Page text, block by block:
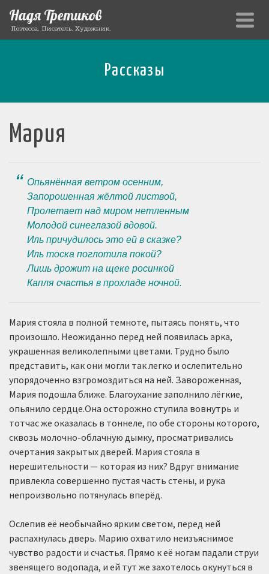
Надя Третиков
Поэтесса. Писатель. Художник.
Рассказы
Мария
Опьянённая ветром осенним,
Запорошенная жёлтой листвой,
Пролетает над миром нетленным
Молодой синеглазой вдовой.
Иль причудилось это ей в сказке?
Иль тоска поглотила покой?
Лишь дрожит на щеке росинкой
Капля счастья в прохладе ночной.
Мария стояла в полной темноте, пытаясь понять, что
произошло. Неожиданно перед ней появилась арка,
украшенная великолепными цветами. Трудно было
представить, как они могли так легко и ослепительно
упорядоченно взгромоздиться на ней. Завороженная,
Мария подошла ближе. Благоухание заполнило лёгкие,
опьянило сердце.Она осторожно ступила вовнутрь и
тотчас же оказалась в тоннеле, по обе стороны которого,
сквозь молочно-облачную дымку, просматривались
очертания закрытых дверей. Мария стояла в
нерешительности — которая из них? Вдруг внимание
привлекла совершенно пустая часть стены, и рука
непроизвольно потянулась вперёд.
Ослепив её необычайно ярким светом, перед ней
распахнулась дверь. Марию охватило неизъяснимое
чувство радости и счастья. Прямо к её ногам падали струи
звенящего водопада, и ей тут же захотелось окунуться в